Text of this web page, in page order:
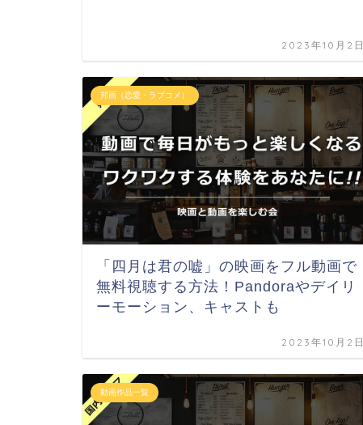
2023年10月2日
邦画（恋愛・ラブコメ）
「四月は君の嘘」の映画をフル動画で
無料視聴する方法！Pandoraやデイリ
ーモーション、キャストも
2023年10月2日
動画作品一覧